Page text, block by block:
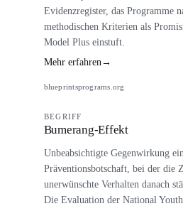
Evidenzregister, das Programme
methodischen Kriterien als
Model Plus einstuft.
Mehr erfahren→
blueprintsprograms.org
BEGRIFF
Bumerang-Effekt
Unbeabsichtigte Gegenwirkung
Präventionsbotschaft, bei der die
unerwünschte Verhalten danach
Die Evaluation der National